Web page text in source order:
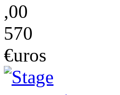
,00
570
€uros